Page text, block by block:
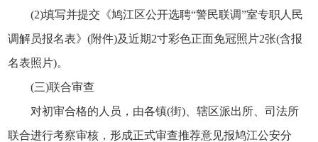
(2)填写并提交《鸠江区公开选聘“警民联调”室专职人民
调解员报名表》(附件)及近期2寸彩色正面免冠照片2张(含报
名表照片)。
(三)联合审查
对初审合格的人员，由各镇(街)、辖区派出所、司法所
联合进行考察审核，形成正式审查推荐意见报鸠江公安分